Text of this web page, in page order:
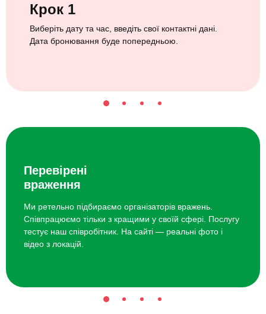
Крок 1
Виберіть дату та час, введіть свої контактні дані.
Дата бронювання буде попередньою.
Перевірені
враження
Ми ретельно підбираємо організаторів вражень.
Співпрацюємо тільки з кращими у своїй сфері. Послугу
тестує наш співробітник. На сайті — реальні фото і
відео з локацій.